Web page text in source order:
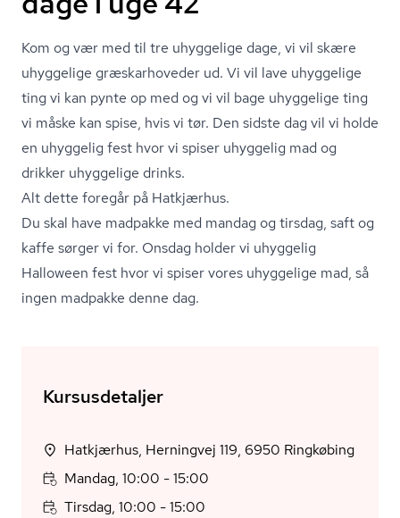
Kom og vær med til tre uhyggelige dage, vi vil skære
uhyggelige græskarhoveder ud. Vi vil lave uhyggelige
ting vi kan pynte op med og vi vil bage uhyggelige ting
vi måske kan spise, hvis vi tør. Den sidste dag vil vi holde
en uhyggelig fest hvor vi spiser uhyggelig mad og
drikker uhyggelige drinks.
Alt dette foregår på Hatkjærhus.
Du skal have madpakke med mandag og tirsdag, saft og
kaffe sørger vi for. Onsdag holder vi uhyggelig
Halloween fest hvor vi spiser vores uhyggelige mad, så
ingen madpakke denne dag.
Kursusdetaljer
Hatkjærhus, Herningvej 119, 6950 Ringkøbing
Mandag, 10:00 - 15:00
Tirsdag, 10:00 - 15:00